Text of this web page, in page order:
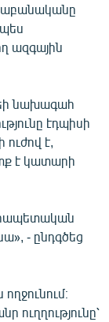
ազգային
նախագահ
էդպիսի
ուժով է,
է կատարի
- ընդգծեց
ուղղությունը՝